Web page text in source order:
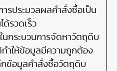
รประมวลผลคำสั่งซื้อเป็น
ด้รวดเร็ว
กระบวนการจัดหาวัตถุดิบ
ทำให้ข้อมูลมีความถูกต้อง
กข้อมูลคำสั่งซื้อวัตถุดิบ